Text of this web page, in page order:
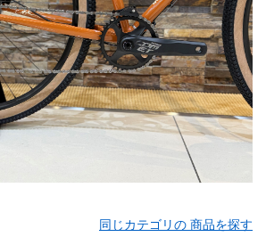
同じカテゴリの 商品を探す